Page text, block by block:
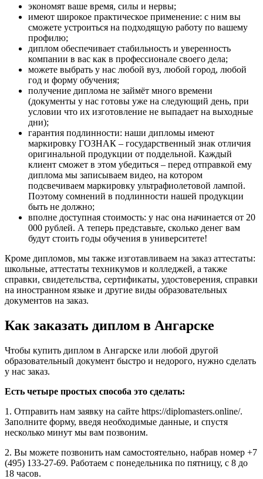
экономят ваше время, силы и нервы;
имеют широкое практическое применение: с ним вы
сможете устроиться на подходящую работу по вашему
профилю;
диплом обеспечивает стабильность и уверенность
компании в вас как в профессионале своего дела;
можете выбрать у нас любой вуз, любой город, любой
год и форму обучения;
получение диплома не займёт много времени
(документы у нас готовы уже на следующий день, при
условии что их изготовление не выпадает на выходные
дни);
гарантия подлинности: наши дипломы имеют
маркировку ГОЗНАК – государственный знак отличия
оригинальной продукции от поддельной. Каждый
клиент сможет в этом убедиться – перед отправкой ему
диплома мы записываем видео, на котором
подсвечиваем маркировку ультрафиолетовой лампой.
Поэтому сомнений в подлинности нашей продукции
быть не должно;
вполне доступная стоимость: у нас она начинается от 20
000 рублей. А теперь представьте, сколько денег вам
будут стоить годы обучения в университете!
Кроме дипломов, мы также изготавливаем на заказ аттестаты:
школьные, аттестаты техникумов и колледжей, а также
справки, свидетельства, сертификаты, удостоверения, справки
на иностранном языке и другие виды образовательных
документов на заказ.
Как заказать диплом в Ангарске
Чтобы купить диплом в Ангарске или любой другой
образовательный документ быстро и недорого, нужно сделать
у нас заказ.
Есть четыре простых способа это сделать:
1. Отправить нам заявку на сайте https://diplomasters.online/.
Заполните форму, введя необходимые данные, и спустя
несколько минут мы вам позвоним.
2. Вы можете позвонить нам самостоятельно, набрав номер +7
(495) 133-27-69. Работаем с понедельника по пятницу, с 8 до
18 часов.